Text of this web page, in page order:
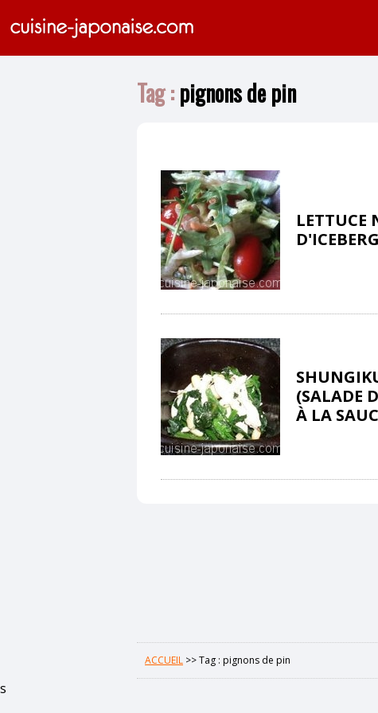
Tag :pignons de pin
LETTUCE
(SALADE
À LA
ACCUEIL >>Tag : pignons de pin
s